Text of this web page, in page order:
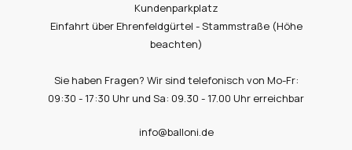
Kundenparkplatz
Einfahrt über Ehrenfeldgürtel - Stammstraße (Höhe
beachten)
Sie haben Fragen? Wir sind telefonisch von Mo-Fr:
09:30 - 17:30 Uhr und Sa: 09.30 - 17.00 Uhr erreichbar
info@balloni.de